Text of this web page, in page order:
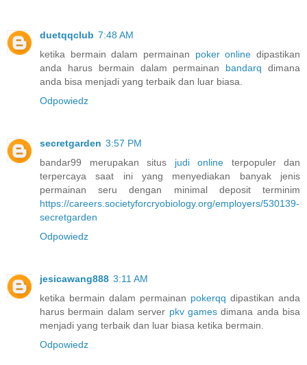
duetqqclub 7:48 AM
ketika bermain dalam permainan poker online dipastikan
anda harus bermain dalam permainan bandarq dimana
anda bisa menjadi yang terbaik dan luar biasa.
Odpowiedz
secretgarden 3:57 PM
bandar99 merupakan situs judi online terpopuler dan
terpercaya saat ini yang menyediakan banyak jenis
permainan seru dengan minimal deposit terminim
https://careers.societyforcryobiology.org/employers/530139-
secretgarden
Odpowiedz
jesicawang888 3:11 AM
ketika bermain dalam permainan pokerqq dipastikan anda
harus bermain dalam server pkv gamesdimana anda bisa
menjadi yang terbaik dan luar biasa ketika bermain.
Odpowiedz